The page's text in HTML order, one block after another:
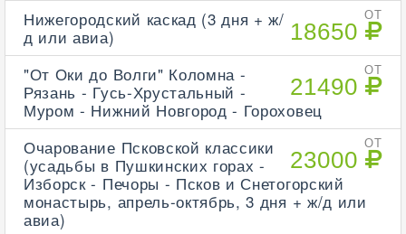
ОТ
18650
Нижегородский каскад (3 дня + ж/
д или авиа)
ОТ
21490
"От Оки до Волги" Коломна -
Рязань - Гусь-Хрустальный -
Муром - Нижний Новгород - Гороховец
ОТ
23000
Очарование Псковской классики
(усадьбы в Пушкинских горах -
Изборск - Печоры - Псков и Снетогорский
монастырь, апрель-октябрь, 3 дня + ж/д или
авиа)